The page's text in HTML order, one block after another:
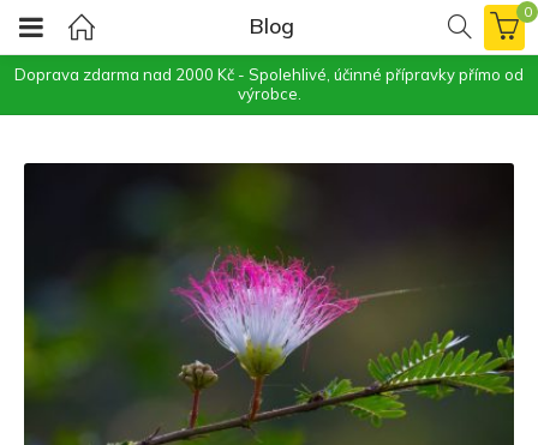
Doprava zdarma nad 2000 Kč - Spolehlivé, účinné přípravky přímo od
výrobce.
Blog
0